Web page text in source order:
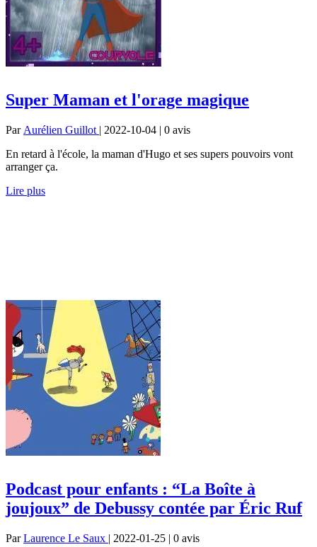
Super Maman et l'orage magique
Par Aurélien Guillot | 2022-10-04 | 0 avis
En retard à l'école, la maman d'Hugo et ses supers pouvoirs vont
arranger ça.
Lire plus
Podcast pour enfants : “La Boîte à
joujoux” de Debussy contée par Éric Ruf
ParLaurence Le Saux | 2022-01-25 | 0 avis